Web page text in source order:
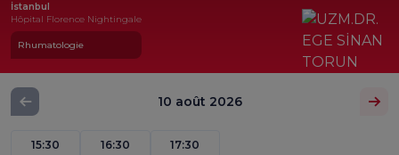
İstanbul
Hôpital Florence Nightingale
Rhumatologie
10 août 2026
15:30 16:30 17:30